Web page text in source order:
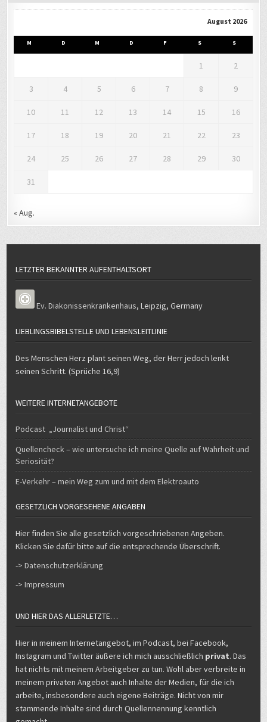
August 2026
M D M D F S S
1 2
3 4 5 6 7 8 9
10 11 12 13 14 15 16
17 18 19 20 21 22 23
24 25 26 27 28 29 30
31
« Aug.
LETZTER BEKANNTER AUFENTHALTSORT
Ev. Diakonissenkrankenhaus,Leipzig,Germany
LIEBLINGSBIBELSTELLE UND LEBENSLEITLINIE
Des Menschen Herz plant seinen Weg, der Herr jedoch lenkt
seinen Schritt. (Sprüche 16,9)
WEITERE INTERNETANGEBOTE
Podcast „Journalist und Christ“
Quellencheck – wie untersuche ich meine Quelle auf Wahrheit und
Seriosität?
E-Verkehr – mein Weg zum und mit dem Elektroauto
GESETZLICH VORGESEHENE ANGABEN
Hier finden Sie alle gesetzlich vorgeschriebenen Angeben.
Klicken Sie dafür bitte auf die entsprechende Überschrift.
-> Datenschutzerklärung
-> Impressum
UND HIER DAS ALLERLETZTE…
Hier in meinem Internetangebot, im Podcast, bei Facebook,
Instagram und Twitter äußere ich mich ausschließlich privat. Das
hat nichts mit meinem Arbeitgeber zu tun. Wohl aber verbreite in
meinem privaten Angebot auch Inhalte der Medien, für die ich
arbeite, insbesondere auch eigene Beiträge. Nicht von mir
stammende Inhalte sind durch Quellennennung kenntlich